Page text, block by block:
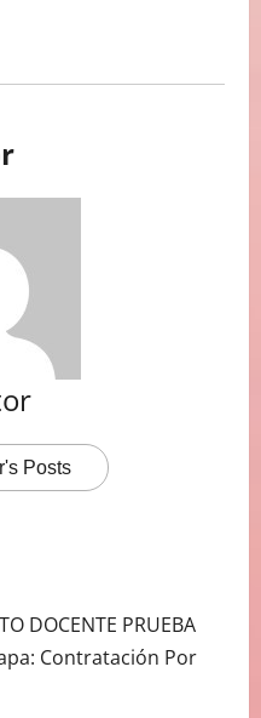
Posts
DOCENTE PRUEBA
Contratación Por